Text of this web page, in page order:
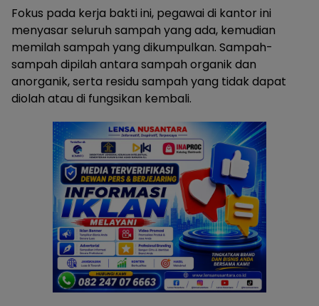
Fokus pada kerja bakti ini, pegawai di kantor ini
menyasar seluruh sampah yang ada, kemudian
memilah sampah yang dikumpulkan. Sampah-
sampah dipilah antara sampah organik dan
anorganik, serta residu sampah yang tidak dapat
diolah atau di fungsikan kembali.